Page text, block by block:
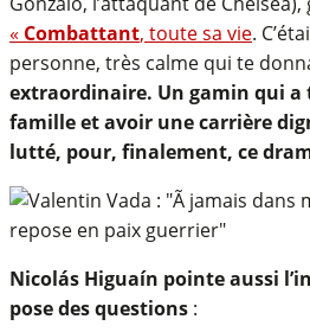
« Combattant, toute sa vie.
personne, très calme qui te
extraordinaire. Un gamin qui
famille et avoir une carrière
lutté, pour, finalement, ce
Nicolás Higuaín pointe aussi
pose des questions :